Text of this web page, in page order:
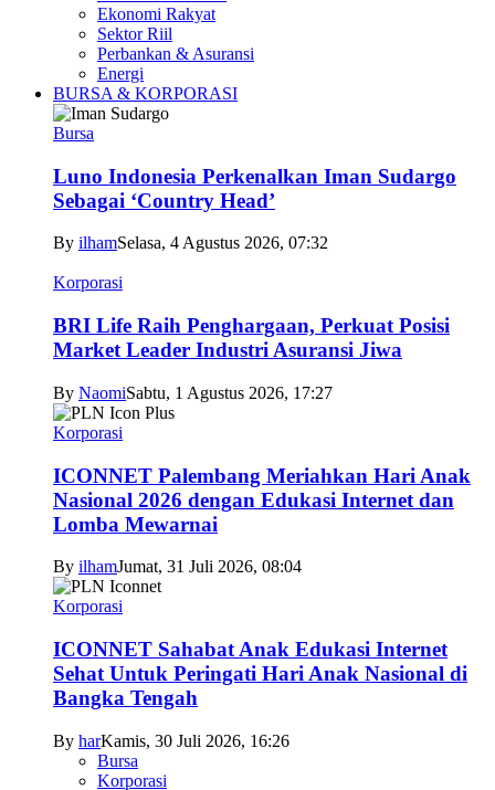
Ekonomi Rakyat
Sektor Riil
Perbankan & Asuransi
Energi
BURSA & KORPORASI
Bursa
Luno Indonesia Perkenalkan Iman Sudargo
Sebagai ‘Country Head’
By ilhamSelasa, 4 Agustus 2026, 07:32
Korporasi
BRI Life Raih Penghargaan, Perkuat Posisi
Market Leader Industri Asuransi Jiwa
By NaomiSabtu, 1 Agustus 2026, 17:27
Korporasi
ICONNET Palembang Meriahkan Hari Anak
Nasional 2026 dengan Edukasi Internet dan
Lomba Mewarnai
By ilhamJumat, 31 Juli 2026, 08:04
Korporasi
ICONNET Sahabat Anak Edukasi Internet
Sehat Untuk Peringati Hari Anak Nasional di
Bangka Tengah
By harKamis, 30 Juli 2026, 16:26
Bursa
Korporasi